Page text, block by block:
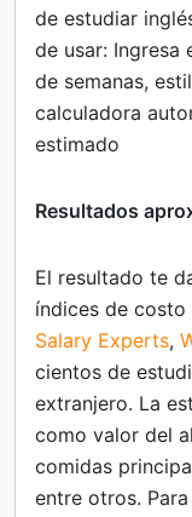
de estudiar
de usar: Ingresa
de semanas,
calculadora
estimado
Resultados
El resultado te
índices de
Salary Experts,
cientos de
extranjero. La
como valor del
comidas
entre otros.